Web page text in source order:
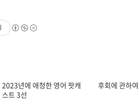
2023년에 애청한 영어 팟캐
스트 3선
후회에 관하여